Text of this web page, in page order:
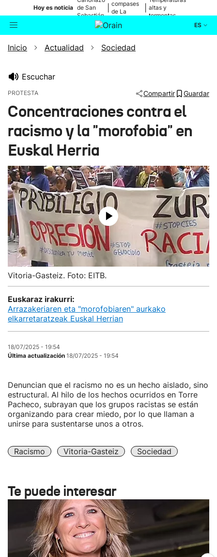
Hoy es noticia de San
Sebastián
compases
de La
altas y
tormentas
ES
Buscador Actualidad
Ikusmiran
Eguraldia
Inicio Actualidad Sociedad
Escuchar
PROTESTA Compartir Guardar
Concentraciones contra el
racismo y la "morofobia" en
Euskal Herria
Vitoria-Gasteiz. Foto: EITB.
Euskaraz irakurri:
Arrazakeriaren eta "morofobiaren" aurkako
elkarretaratzeak Euskal Herrian
18/07/2025 - 19:54
Última actualización 18/07/2025 - 19:54
Denuncian que el racismo no es un hecho aislado, sino
estructural. Al hilo de los hechos ocurridos en Torre
Pacheco, subrayan que los grupos racistas se están
organizando para crear miedo, por lo que llaman a
unirse para sustentarse unos a otros.
Racismo Vitoria-Gasteiz Sociedad
Te puede interesar